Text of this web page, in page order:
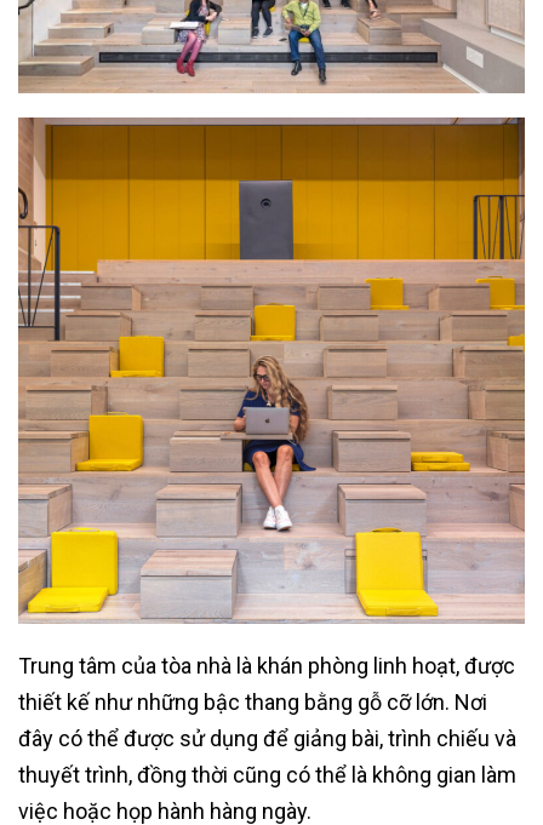
Trung tâm của tòa nhà là khán phòng linh hoạt, được
thiết kế như những bậc thang bằng gỗ cỡ lớn. Nơi
đây có thể được sử dụng để giảng bài, trình chiếu và
thuyết trình, đồng thời cũng có thể là không gian làm
việc hoặc họp hành hàng ngày.